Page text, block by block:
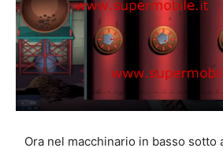
Ora nel macchinario in basso sotto